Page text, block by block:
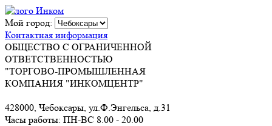
Мой город:
Контактная информация
ОБЩЕСТВО С ОГРАНИЧЕННОЙ
ОТВЕТСТВЕННОСТЬЮ
"ТОРГОВО-ПРОМЫШЛЕННАЯ
КОМПАНИЯ "ИНКОМЦЕНТР"
428000, Чебоксары, ул.Ф.Энгельса, д.31
Часы работы: ПН-ВС 8.00 - 20.00